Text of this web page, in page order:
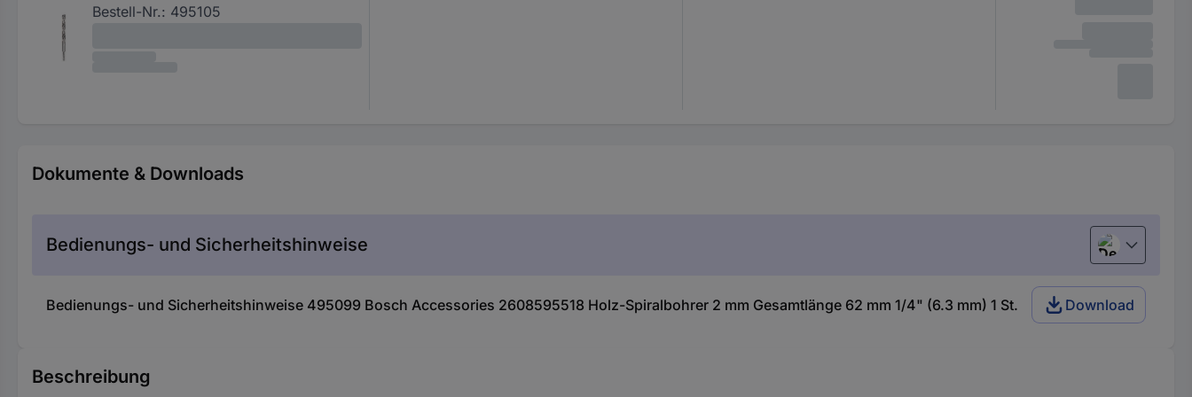
Bestell-Nr.: 495105
Dokumente & Downloads
Bedienungs- und Sicherheitshinweise Deutsch
Bedienungs- und Sicherheitshinweise 495099 Bosch Accessories 2608595518 Holz-Spiralbohrer 2 mm Gesamtlänge 62 mm 1/4" (6.3 mm) 1 St. Download
Beschreibung